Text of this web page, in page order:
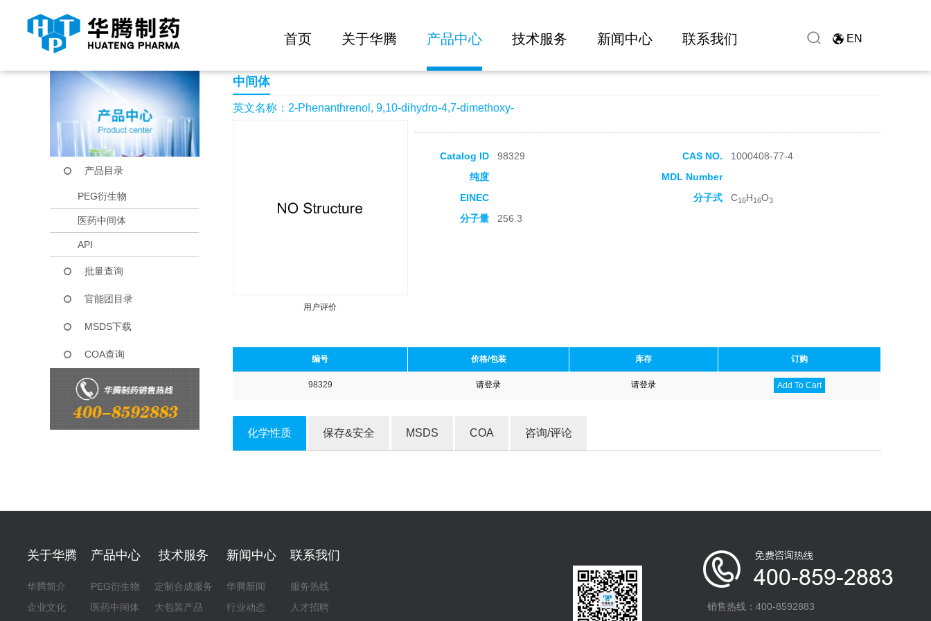
首页 关于华腾 产品中心 技术服务 新闻中心 联系我们 EN
当前位置： 首页 产品中心 2-Phenanthrenol, 9,10-dihydro-4,7-dimethoxy-
产品目录
PEG衍生物
医药中间体
API
批量查询
官能团目录
MSDS下载
COA查询
中间体
英文名称：2-Phenanthrenol, 9,10-dihydro-4,7-dimethoxy-
用户评价
Catalog ID 98329 CAS NO.
1000408-77-4
纯度
MDL Number
EINEC
分子式 C16H16O3
分子量 256.3
编号 价格/包装 库存 订购
98329 请登录 请登录 Add To Cart
化学性质 保存&安全 MSDS COA 咨询/评论
关于华腾
华腾简介
企业文化
产品中心
PEG衍生物
医药中间体
技术服务
定制合成服务
大包装产品
新闻中心
华腾新闻
行业动态
联系我们
服务热线
人才招聘
销售热线：400-8592883